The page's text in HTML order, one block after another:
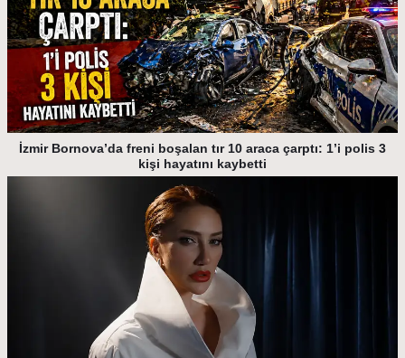
İzmir Bornova’da freni boşalan tır 10 araca çarptı: 1’i polis 3
kişi hayatını kaybetti